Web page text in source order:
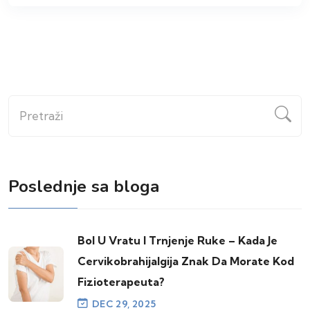
Poslednje sa bloga
Bol U Vratu I Trnjenje Ruke – Kada Je
Cervikobrahijalgija Znak Da Morate Kod
Fizioterapeuta?
DEC 29, 2025